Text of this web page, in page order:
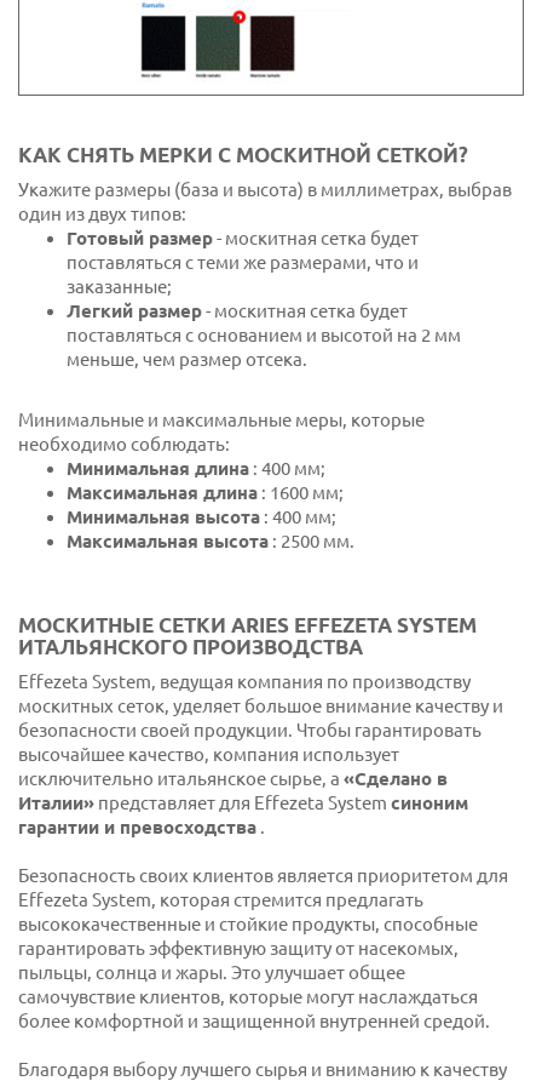
КАК СНЯТЬ МЕРКИ С МОСКИТНОЙ СЕТКОЙ?
Укажите размеры (база и высота) в миллиметрах, выбрав
один из двух типов:
Готовый размер- москитная сетка будет
поставляться с теми же размерами, что и
заказанные;
Легкий размер- москитная сетка будет
поставляться с основанием и высотой на 2 мм
меньше, чем размер отсека.
Минимальные и максимальные меры, которые
необходимо соблюдать:
Минимальная длина : 400 мм;
Максимальная длина : 1600 мм;
Минимальная высота : 400 мм;
Максимальная высота : 2500 мм.
МОСКИТНЫЕ СЕТКИ ARIES EFFEZETA SYSTEM
ИТАЛЬЯНСКОГО ПРОИЗВОДСТВА
Effezeta System, ведущая компания по производству
москитных сеток, уделяет большое внимание качеству и
безопасности своей продукции. Чтобы гарантировать
высочайшее качество, компания использует
исключительно итальянское сырье, а «Сделано в
Италии» представляет для Effezeta System синоним
гарантии и превосходства .
Безопасность своих клиентов является приоритетом для
Effezeta System, которая стремится предлагать
высококачественные и стойкие продукты, способные
гарантировать эффективную защиту от насекомых,
пыльцы, солнца и жары. Это улучшает общее
самочувствие клиентов, которые могут наслаждаться
более комфортной и защищенной внутренней средой.
Благодаря выбору лучшего сырья и вниманию к качеству